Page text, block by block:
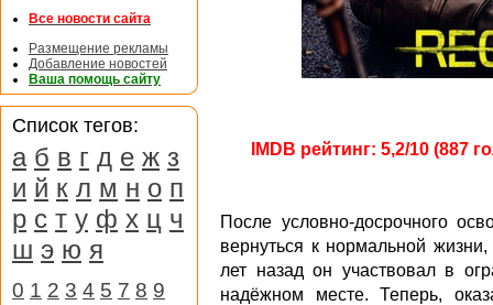
IMDB рейтинг: 5,2/10 (887
После условно-досрочного
вернуться к нормальной
лет назад он участвовал в
надёжном месте. Теперь,
Все новости сайта
Размещение рекламы
Добавление новостей
Ваша помощь сайту
Список тегов:
а б в г д е ж з
и й к л м н о п
р с т у ф х ц ч
ш э ю я
0 1 2 3 4 5 7 8 9